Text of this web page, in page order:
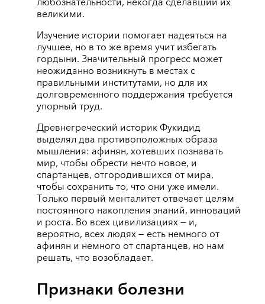
великими.
Изучение истории помогает надеяться на
лучшее, но в то же время учит избегать
гордыни. Значительный прогресс может
неожиданно возникнуть в местах с
правильными институтами, но для их
долговременного поддержания требуется
упорный труд.
Древнегреческий историк Фукидид
выделял два противоположных образа
мышления: афинян, хотевших познавать
мир, чтобы обрести нечто новое, и
спартанцев, отгородившихся от мира,
чтобы сохранить то, что они уже имели.
Только первый менталитет отвечает целям
постоянного накопления знаний, инноваций
и роста. Во всех цивилизациях — и,
вероятно, всех людях — есть немного от
афинян и немного от спартанцев, но нам
решать, что возобладает.
Признаки болезни